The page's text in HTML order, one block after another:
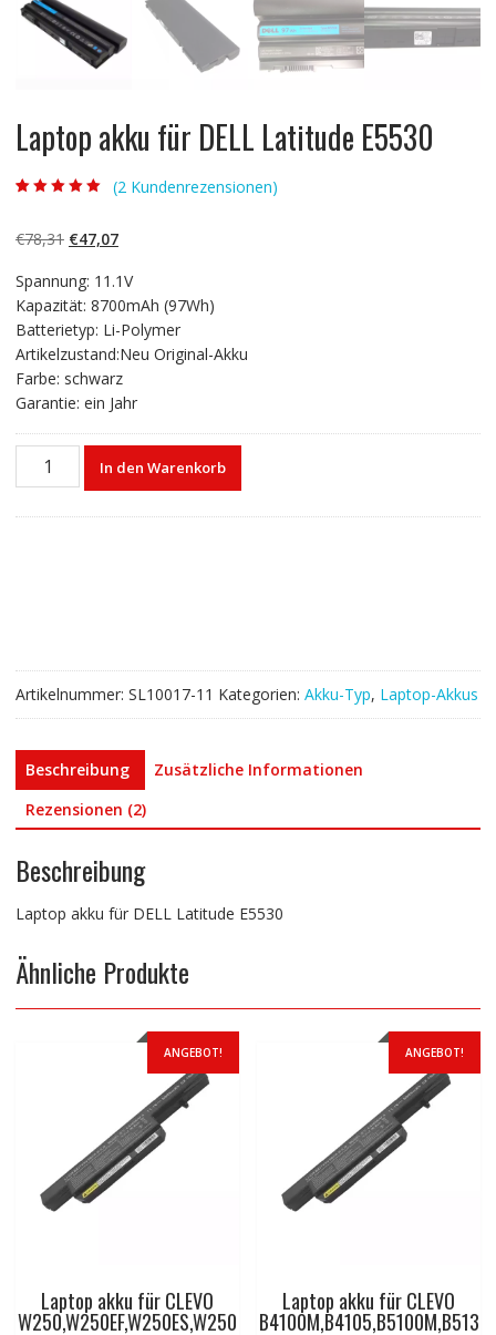
Laptop akku für DELL Latitude E5530
basierend auf
Kundenbewertun
(2 Kundenrezensionen)
€78,31 Ursprünglicher
war:
€78,31
€47,07Aktueller
ist:
€47,07.
Spannung: 11.1V
Kapazität: 8700mAh (97Wh)
Batterietyp: Li-Polymer
Artikelzustand:Neu Original-Akku
Farbe: schwarz
Garantie: ein Jahr
Laptop
In den Warenkorb
Artikelnummer: SL10017-11 Kategorien: Akku-Typ, Laptop-Akkus
Beschreibung
Zusätzliche Informationen
Rezensionen (2)
Beschreibung
Laptop akku für DELL Latitude E5530
Ähnliche Produkte
ANGEBOT!
Laptop akku für CLEVO
W250,W250EF,W250ES,W250
ANGEBOT!
Laptop akku für CLEVO
B4100M,B4105,B5100M,B513